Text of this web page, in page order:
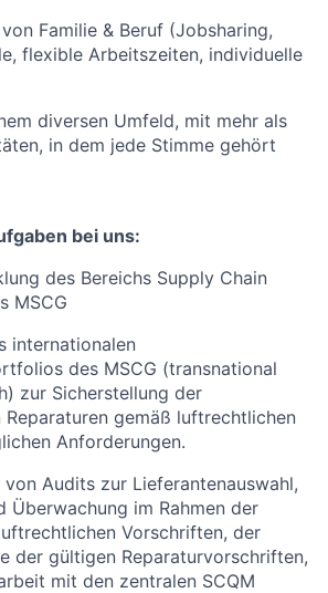
Familie & Beruf (Jobsharing,
flexible Arbeitszeiten, individuelle
diversen Umfeld, mit mehr als
in dem jede Stimme gehört
bei uns:
des Bereichs Supply Chain
MSCG
internationalen
des MSCG (transnational
zur Sicherstellung der
Reparaturen gemäß luftrechtlichen
Anforderungen.
Audits zur Lieferantenauswahl,
Überwachung im Rahmen der
Vorschriften, der
der gültigen Reparaturvorschriften,
mit den zentralen SCQM